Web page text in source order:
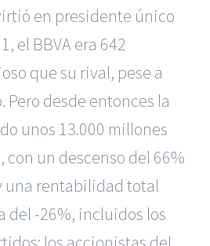
en presidente único
el BBVA era 642
que su rival, pese a
Pero desde entonces la
unos 13.000 millones
con un descenso del 66%
una rentabilidad total
del -26%, incluidos los